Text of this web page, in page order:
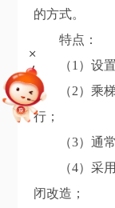
的方式。
特点：
（1）设置在
（2）乘梯
行；
（3）通常
（4）采用
闭改造；
+